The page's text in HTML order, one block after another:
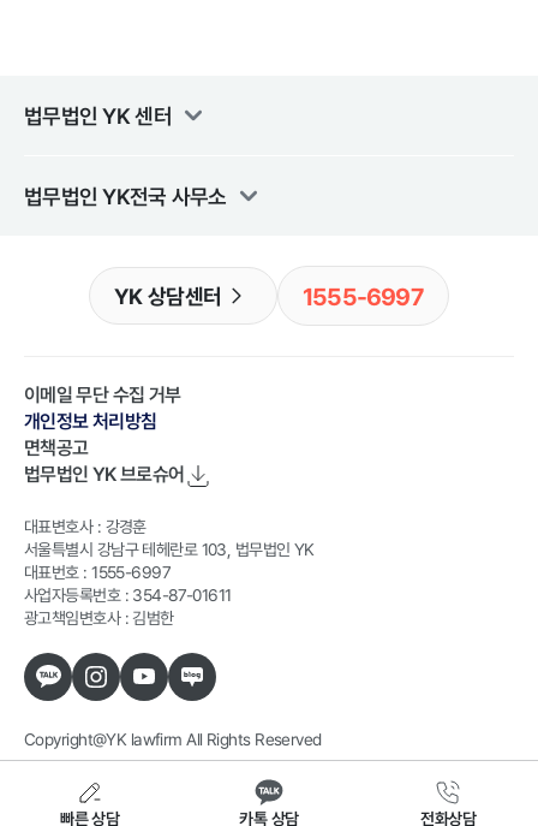
법무법인 YK센터
법무법인 YK전국 사무소
YK 상담센터 1555-6997
이메일 무단 수집 거부
개인정보 처리방침
면책공고
법무법인 YK브로슈어
대표변호사 : 강경훈
서울특별시 강남구 테헤란로 103, 법무법인 YK
대표번호 : 1555-6997
사업자등록번호 : 354-87-01611
광고책임변호사 : 김범한
Copyright@YK lawfirm All Rights Reserved
빠른 상담 카톡 상담 전화상담